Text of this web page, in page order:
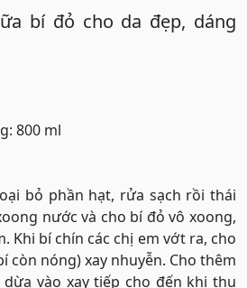
bí đỏ cho da đẹp, dáng
800 ml
bỏ phần hạt, rửa sạch rồi thái
nước và cho bí đỏ vô xoong,
Khi bí chín các chị em vớt ra, cho
còn nóng) xay nhuyễn. Cho thêm
vào xay tiếp cho đến khi thu